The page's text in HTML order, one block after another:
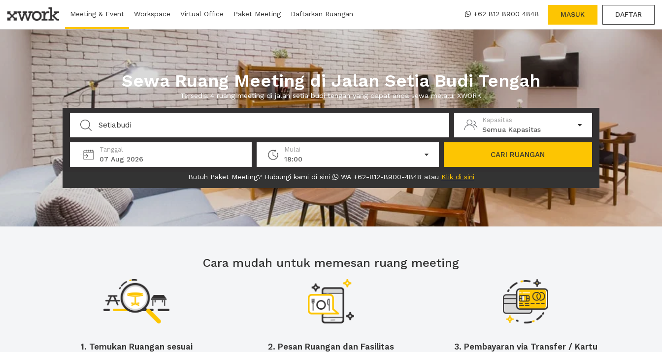
Meeting & Event Workspace Virtual Office Paket Meeting Daftarkan Ruangan +62 812 8900 4848 MASUK DAFTAR
Sewa Ruang Meeting di Jalan Setia Budi Tengah
Tersedia 4 ruang meeting di jalan setia budi tengah yang dapat anda sewa melalui XWORK
Kapasitas
Semua Kapasitas
Tanggal
07 Aug 2026
Mulai
18:00
CARI RUANGAN
Butuh Paket Meeting? Hubungi kami di sini WA +62-812-8900-4848 atau Klik di sini
Cara mudah untuk memesan ruang meeting
1. Temukan Ruangan sesuai
2. Pesan Ruangan dan Fasilitas
3. Pembayaran via Transfer / Kartu